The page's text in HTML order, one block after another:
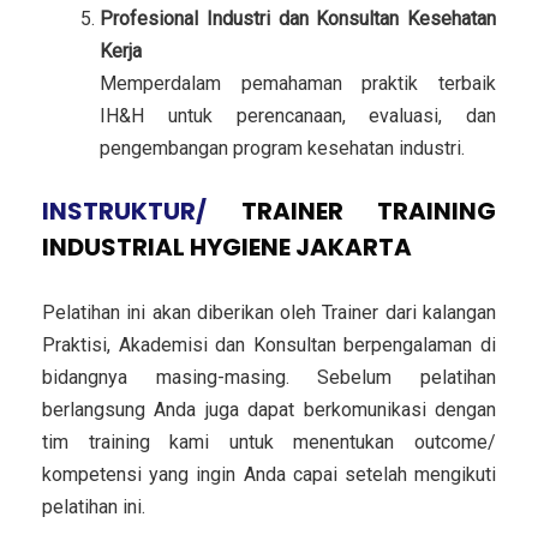
Profesional Industri dan Konsultan Kesehatan
Kerja
Memperdalam pemahaman praktik terbaik
IH&H untuk perencanaan, evaluasi, dan
pengembangan program kesehatan industri.
INSTRUKTUR/ TRAINER TRAINING
INDUSTRIAL HYGIENE JAKARTA
Pelatihan ini akan diberikan oleh Trainer dari kalangan
Praktisi, Akademisi dan Konsultan berpengalaman di
bidangnya masing-masing. Sebelum pelatihan
berlangsung Anda juga dapat berkomunikasi dengan
tim training kami untuk menentukan outcome/
kompetensi yang ingin Anda capai setelah mengikuti
pelatihan ini.